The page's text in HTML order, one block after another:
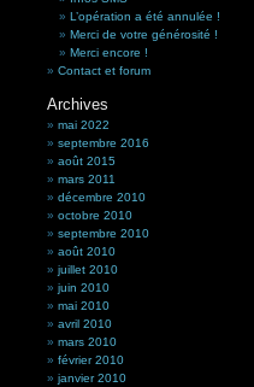
L’opération a été annulée !
Merci de votre générosité !
Merci encore !
Contact et forum
Archives
mai 2022
septembre 2016
août 2015
mars 2011
décembre 2010
octobre 2010
septembre 2010
août 2010
juillet 2010
juin 2010
mai 2010
avril 2010
mars 2010
février 2010
janvier 2010